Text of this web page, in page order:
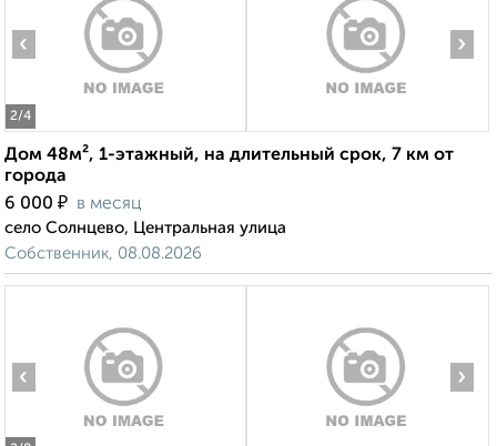
2/4
‹ ›
Дом 48м², 1-этажный, на длительный срок, 7 км от
города
6 000 ₽ в месяц
село Солнцево, Центральная улица
Собственник, 08.08.2026
‹ ›